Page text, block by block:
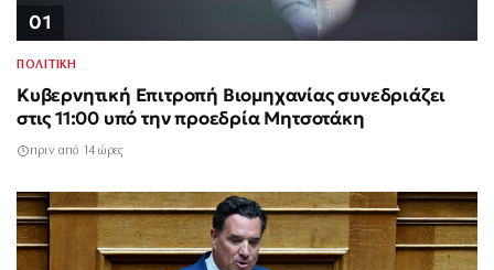
01
ΠΟΛΙΤΙΚΗ
Κυβερνητική Επιτροπή Βιομηχανίας συνεδριάζει
στις 11:00 υπό την προεδρία Μητσοτάκη
πριν από 14 ώρες